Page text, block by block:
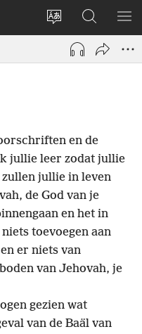
Taal
site
wijzigen
Inloggen
(opent
venster)
Zoeken
op
JW.ORG
en de
jullie leer zodat jullie
jullie in leven
de God van je
en het in
toevoegen aan
er niets van
van Jehovah, je
gezien wat
van de Baäl van